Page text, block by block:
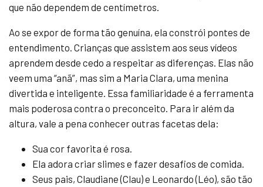
que não dependem de centímetros.
Ao se expor de forma tão genuína, ela constrói pontes de
entendimento. Crianças que assistem aos seus vídeos
aprendem desde cedo a respeitar as diferenças. Elas não
veem uma “anã”, mas sim a Maria Clara, uma menina
divertida e inteligente. Essa familiaridade é a ferramenta
mais poderosa contra o preconceito. Para ir além da
altura, vale a pena conhecer outras facetas dela:
Sua cor favorita é rosa.
Ela adora criar slimes e fazer desafios de comida.
Seus pais, Claudiane (Clau) e Leonardo (Léo), são tão